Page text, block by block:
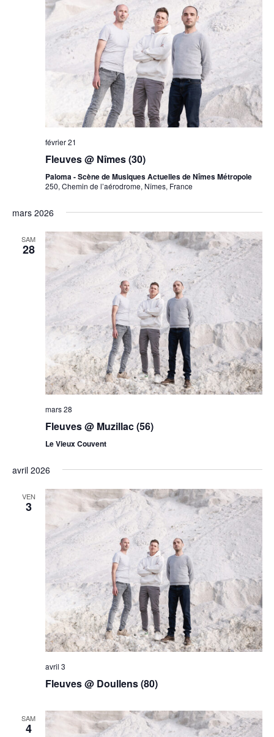
février 21
Fleuves @ Nîmes (30)
Paloma - Scène de Musiques Actuelles de Nîmes Métropole
250, Chemin de l’aérodrome, Nîmes, France
mars 2026
SAM
28
mars 28
Fleuves @ Muzillac (56)
Le Vieux Couvent
avril 2026
VEN
3
avril 3
Fleuves @ Doullens (80)
SAM
4